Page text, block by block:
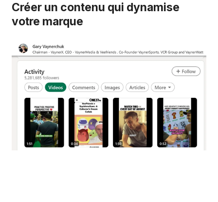
Créer un contenu qui dynamise
votre marque